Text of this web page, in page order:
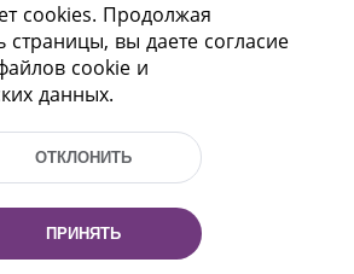
116
Беларусь, 220114
368 37 37, Факс: (+375 17)
cookies. Продолжая
страницы, вы даете согласие
cookie и
данных.
ОТКЛОНИТЬ
ПРИНЯТЬ